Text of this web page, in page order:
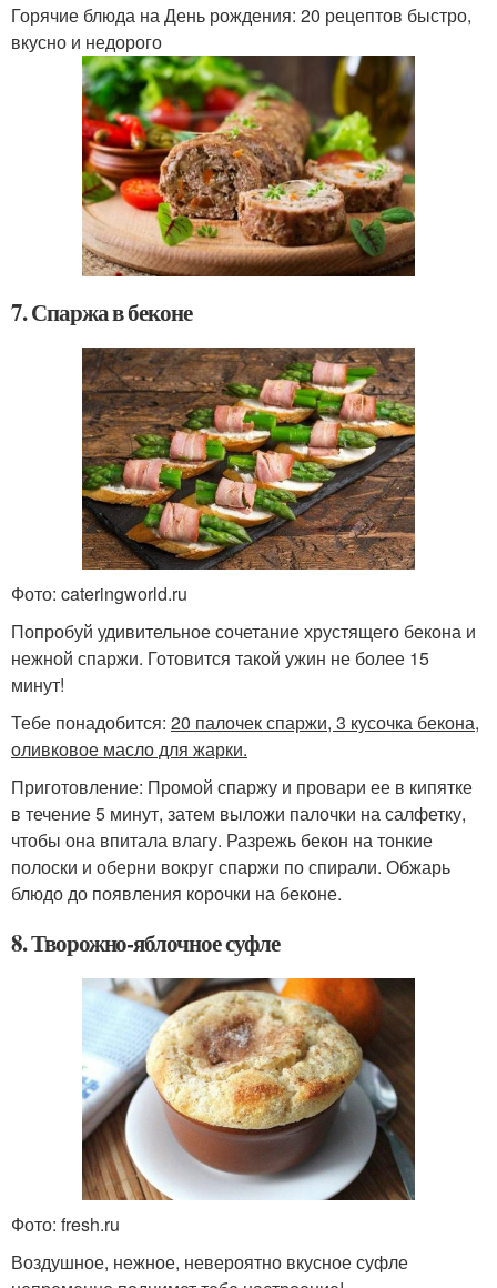
Горячие блюда на День рождения: 20 рецептов быстро,
вкусно и недорого
7. Спаржа в беконе
Фото: cateringworld.ru
Попробуй удивительное сочетание хрустящего бекона и
нежной спаржи. Готовится такой ужин не более 15
минут!
Тебе понадобится: 20 палочек спаржи, 3 кусочка бекона,
оливковое масло для жарки.
Приготовление: Промой спаржу и провари ее в кипятке
в течение 5 минут, затем выложи палочки на салфетку,
чтобы она впитала влагу. Разрежь бекон на тонкие
полоски и оберни вокруг спаржи по спирали. Обжарь
блюдо до появления корочки на беконе.
8. Творожно-яблочное суфле
Фото: fresh.ru
Воздушное, нежное, невероятно вкусное суфле